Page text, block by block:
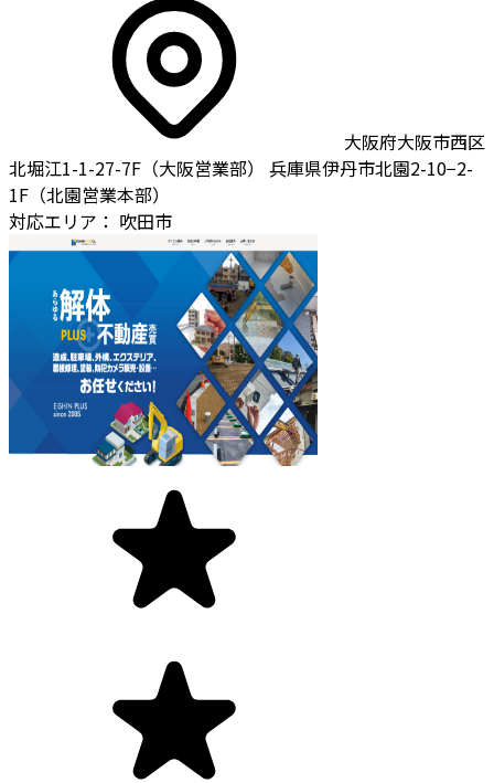
大阪府大阪市西区
北堀江1-1-27-7F（大阪営業部） 兵庫県伊丹市北園2-10−2-
1F（北園営業本部）
対応エリア： 吹田市